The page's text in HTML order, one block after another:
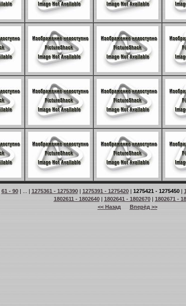
61 - 90| ... | 1275361 - 1275390| 1275391 - 1275420| 1275421 - 1275450|
1802611 - 1802640| 1802641 - 1802670| 1802671 -
<< Назад
Вперёд >>